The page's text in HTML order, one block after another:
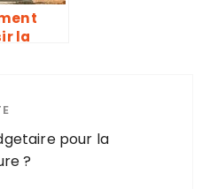
la
pour la
?